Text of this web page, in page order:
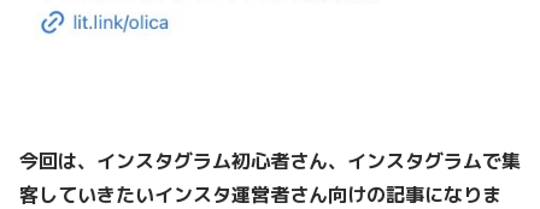
今回は、インスタグラム初心者さん、インスタグラムで集
客していきたいインスタ運営者さん向けの記事になりま